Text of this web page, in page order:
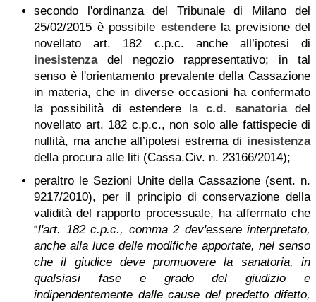
secondo l'ordinanza del Tribunale di Milano del
25/02/2015 è possibile estenderela previsione del
novellato art. 182 c.p.c. anche all’ipotesi di
inesistenzadel negozio rappresentativo; in tal
senso è l'orientamento prevalente della Cassazione
in materia, che in diverse occasioni ha confermato
la possibilità di estendere lac.d. sanatoriadel
novellato art. 182 c.p.c., non solo alle fattispecie di
nullità, ma anche all’ipotesi estrema di inesistenza
della procura alle liti (Cassa.Civ. n. 23166/2014);
peraltro le Sezioni Unite della Cassazione (sent. n.
9217/2010), per il principio di conservazione della
validità del rapporto processuale, ha affermato che
“l'art. 182 c.p.c., comma 2 dev'essere interpretato,
anche alla luce delle modifiche apportate, nel senso
che il giudice deve promuovere la sanatoria, in
qualsiasi fase e grado del giudizio e
indipendentemente dalle cause del predetto difetto,